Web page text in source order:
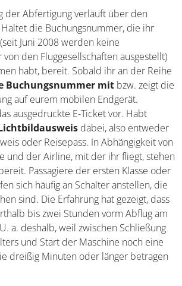
der Abfertigung verläuft über den
die Buchungsnummer, die ihr
Juni 2008 werden keine
den Fluggesellschaften
bekommen habt, bereit. Sobald ihr
teilt ihr eure Buchungsnummer
auf eurem
legt ihr das ausgedruckte E-
einen Lichtbildausweis
euren Personalausweis oder
von der Flughafengröße und
fliegt, stehen mehrere Schalter
ersten Klasse oder Business Class
Schalter anstellen, die nur für sie
Erfahrung hat gezeigt, dass es
bis zwei Stunden vorm Abflug am
a. deshalb, weil zwischen Schließung
und Start der Maschine noch eine
dreißig Minuten oder länger